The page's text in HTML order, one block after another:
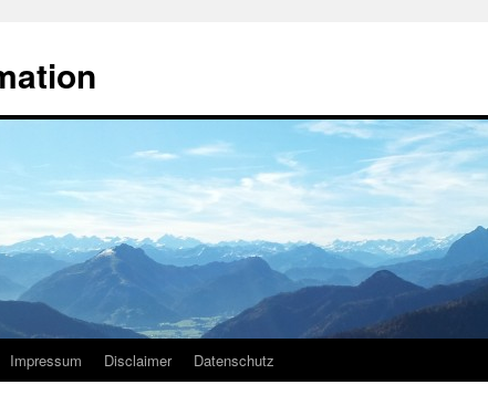
Impressum Disclaimer Datenschutz